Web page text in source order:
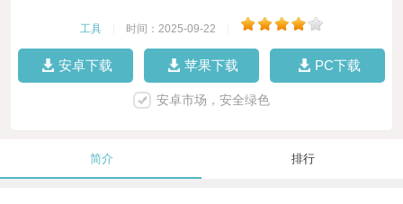
工具 时间：2025-09-22
安卓下载 苹果下载 PC下载
安卓市场，安全绿色
简介 排行